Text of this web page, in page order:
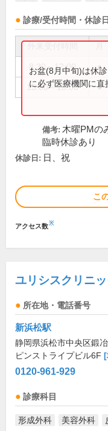
診療/受付時間・休診日
8:30～12:00 ●
15:00～18:00 ●
お盆(8月中旬)は休
に必ず医療機関に直
備考: 木曜PMの
臨時休診あり
休診日: 日、祝
こ
アクセス数※
ユリシスクリニッ
所在地・電話番号
新浜松駅
静岡県浜松市中央区鍛
ピンストライプビル6F [
0120-961-929
診療科目
形成外科 美容外科